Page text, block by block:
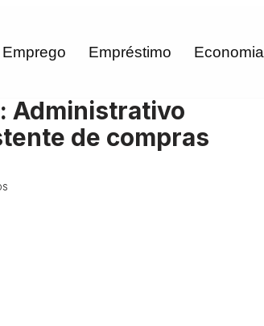
Emprego Empréstimo Economia
Administrativo
de compras